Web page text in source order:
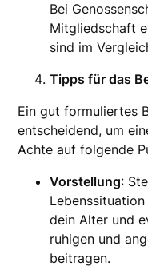
Bei
Mitgliedschaft
sind im
Tipps für das
Ein gut formuliertes
entscheidend, um
Achte auf folgende
Vorstellung:
dein Alter und
ruhigen und
beitragen.